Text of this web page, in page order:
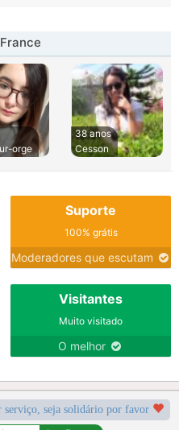
orge
38 anos
Cesson
Suporte
100% grátis
Moderadores que escutam
Visitantes
Muito visitado
O melhor
serviço, seja solidário por favor